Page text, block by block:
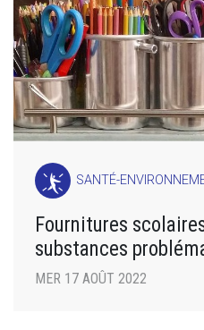
SANTÉ-
Fournitures
substances
MER 17 AOÛT 2022